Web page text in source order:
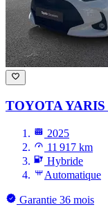
TOYOTA YARIS
2025
11 917 km
Hybride
Automatique
Garantie 36 mois